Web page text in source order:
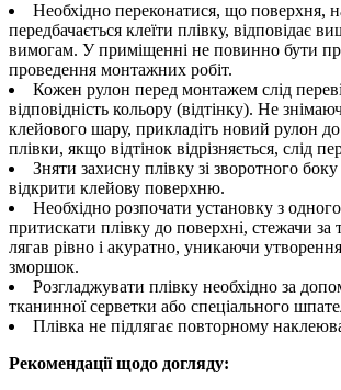
Необхідно переконатися, що поверхня,
передбачається клеїти плівку, відповідає
вимогам. У приміщенні не повинно бути
проведення монтажних робіт.
Кожен рулон перед монтажем слід
відповідність кольору (відтінку). Не
клейового шару, прикладіть новий рулон
плівки, якщо відтінок відрізняється, слід
Зняти захисну плівку зі зворотного
відкрити клейову поверхню.
Необхідно розпочати установку з
притискати плівку до поверхні, стежачи
лягав рівно і акуратно, уникаючи
зморшок.
Розгладжувати плівку необхідно за
тканинної серветки або спеціального
Плівка не підлягає повторному
Рекомендації щодо догляду: